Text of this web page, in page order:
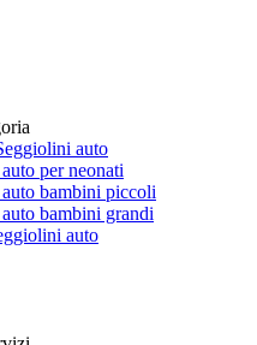
auto
per neonati
bambini piccoli
bambini grandi
auto